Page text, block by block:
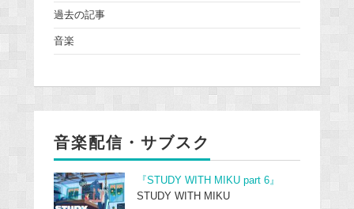
過去の記事
音楽
音楽配信・サブスク
『STUDY WITH MIKU part 6』
STUDY WITH MIKU